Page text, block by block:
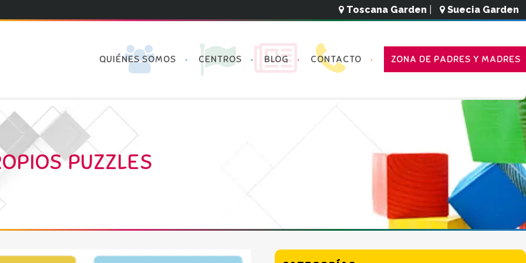
Toscana Garden Suecia Garden
QUIÉNES SOMOS CENTROS BLOG CONTACTO ZONA DE PADRES Y MADRES
PUZZLES